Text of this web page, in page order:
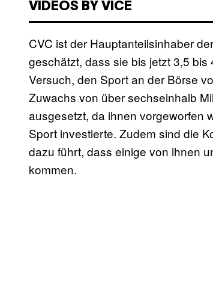
VIDEOS BY VICE
CVC ist der Hauptanteilsinhaber
geschätzt, dass sie bis jetzt 3,5
Versuch, den Sport an der Börse
Zuwachs von über sechseinhalb
ausgesetzt, da ihnen vorgeworfen
Sport investierte. Zudem sind die
dazu führt, dass einige von ihnen
kommen.